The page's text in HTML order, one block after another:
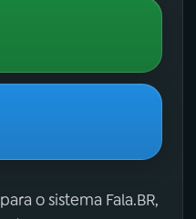
o sistema Fala.BR,